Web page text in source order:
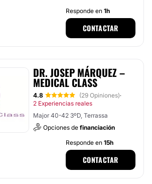
Responde en 1h
CONTACTAR
DR. JOSEP MÁRQUEZ –
MEDICAL CLASS
4.8 (29 Opiniones)·
2 Experiencias reales
Major 40-42 3ºD, Terrassa
Opciones de financiación
Responde en 15h
CONTACTAR